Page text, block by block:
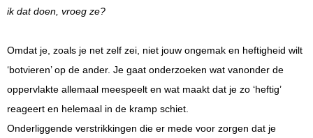
ik dat doen, vroeg ze?
Omdat je, zoals je net zelf zei, niet jouw ongemak en heftigheid wilt
‘botvieren’ op de ander. Je gaat onderzoeken wat vanonder de
oppervlakte allemaal meespeelt en wat maakt dat je zo ‘heftig’
reageert en helemaal in de kramp schiet.
Onderliggende verstrikkingen die er mede voor zorgen dat je